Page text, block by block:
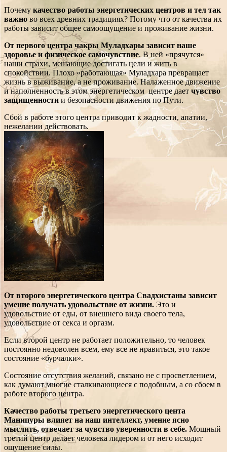
Почему качество работы энергетических центров и тел так
важно во всех древних традициях? Потому что от качества их
работы зависит общее самоощущение и проживание жизни.
От первого центра чакры Муладхары зависит наше
здоровье и физическое самочувствие. В ней «прячутся»
наши страхи, мешающие достигать цели и жить в
спокойствии. Плохо «работающая» Муладхара превращает
жизнь в выживание, а не проживание. Налаженное движение
и наполненность в этом энергетическом центре дает чувство
защищенности и безопасности движения по Пути.
Сбой в работе этого центра приводит к жадности, апатии,
нежелании действовать.
От второго энергетического центра Свадхистаны зависит
умение получать удовольствие от жизни. Это и
удовольствие от еды, от внешнего вида своего тела,
удовольствие от секса и оргазм.
Если второй центр не работает положительно, то человек
постоянно недоволен всем, ему все не нравиться, это такое
состояние «бурчалки».
Состояние отсутствия желаний, связано не с просветлением,
как думают многие сталкивающиеся с подобным, а со сбоем в
работе второго центра.
Качество работы третьего энергетического цента
Манипуры влияет на наш интеллект, умение ясно
мыслить, отвечает за чувство уверенности в себе. Мощный
третий центр делает человека лидером и от него исходит
ощущение силы.